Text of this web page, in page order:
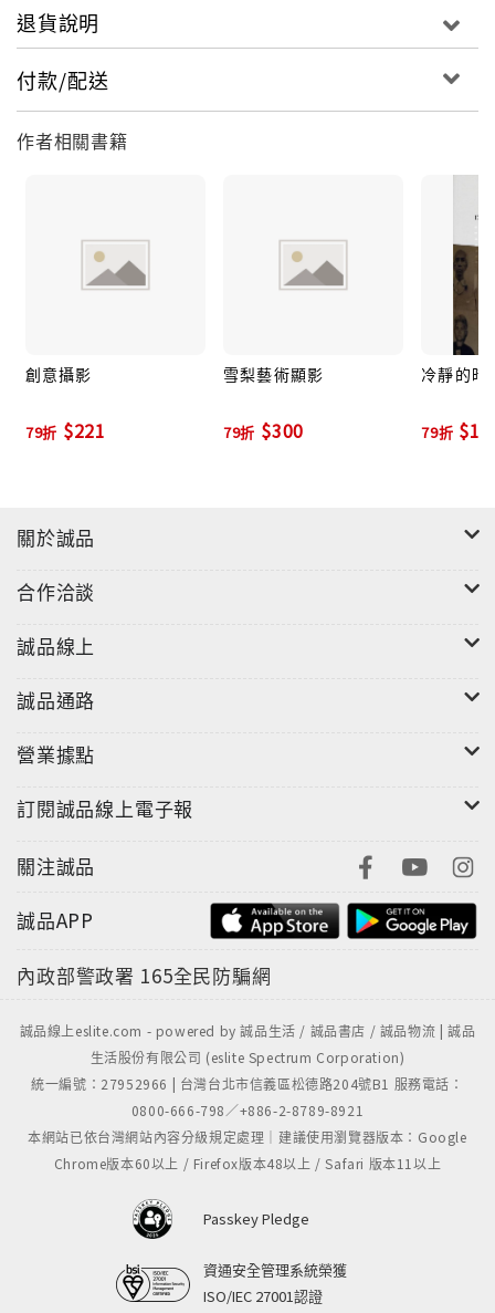
退貨說明
付款/配送
作者相關書籍
創意攝影
79折 $221
雪梨藝術顯影
79折 $300
冷靜的暗
79折
關於誠品
合作洽談
誠品線上
誠品通路
營業據點
訂閱誠品線上電子報
關注誠品
誠品APP
內政部警政署 165全民防騙網
誠品線上eslite.com - powered by 誠品生活 / 誠品書店 / 誠品物流 | 誠品
生活股份有限公司 (eslite Spectrum Corporation)
統一編號：27952966 | 台灣台北市信義區松德路204號B1 服務電話：
0800-666-798／+886-2-8789-8921
本網站已依台灣網站內容分級規定處理｜建議使用瀏覽器版本：Google
Chrome版本60以上 / Firefox版本48以上 / Safari 版本11以上
Passkey Pledge
資通安全管理系統榮獲
ISO/IEC 27001認證